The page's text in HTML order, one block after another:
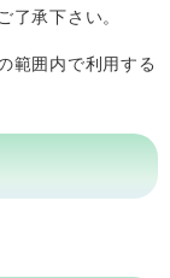
了承下さい。
範囲内で利用する